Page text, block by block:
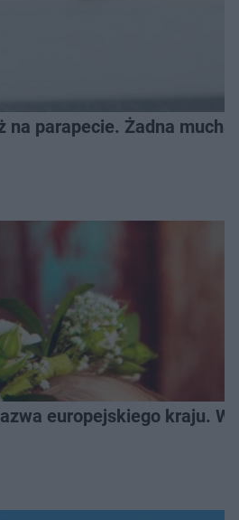
na parapecie. Żadna
europejskiego kraju.